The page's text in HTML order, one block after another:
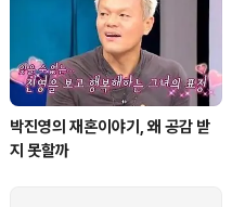
직접 관여했
뮤니케이션..
박진영의 재혼이야기, 왜 공감 받
지 못할까